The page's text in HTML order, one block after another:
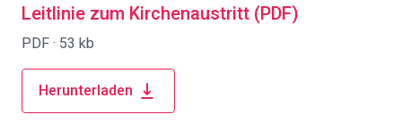
Leitlinie zum Kirchenaustritt (PDF)
PDF · 53 kb
Herunterladen